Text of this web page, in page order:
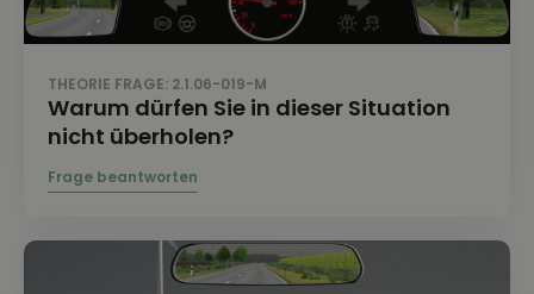
THEORIE FRAGE: 2.1.06-019-M
Warum dürfen Sie in dieser Situation
nicht überholen?